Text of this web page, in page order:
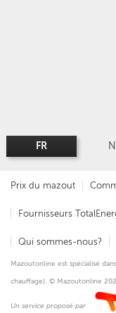
FR
Prix du mazout
Fournisseurs
Qui sommes-nous?
Un service proposé par
Mazoutonline est spécialisé
chauffage). © Mazoutonline